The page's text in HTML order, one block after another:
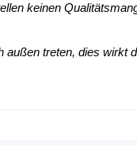
keinen
treten, dies wirkt